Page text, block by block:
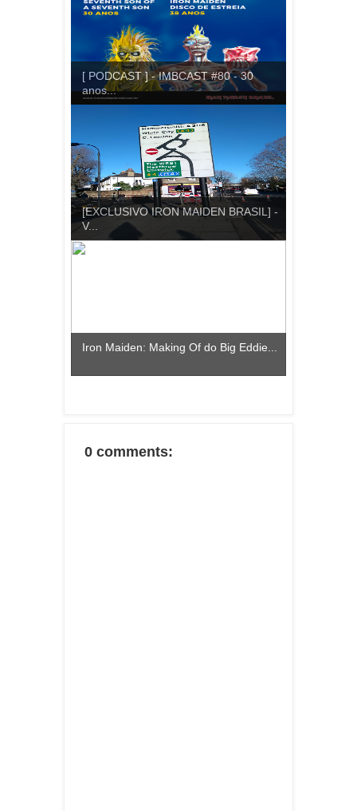
[ PODCAST ] - IMBCAST #80 - 30
anos...
[EXCLUSIVO IRON MAIDEN BRASIL] -
V...
Iron Maiden: Making Of do Big Eddie...
0 comments: